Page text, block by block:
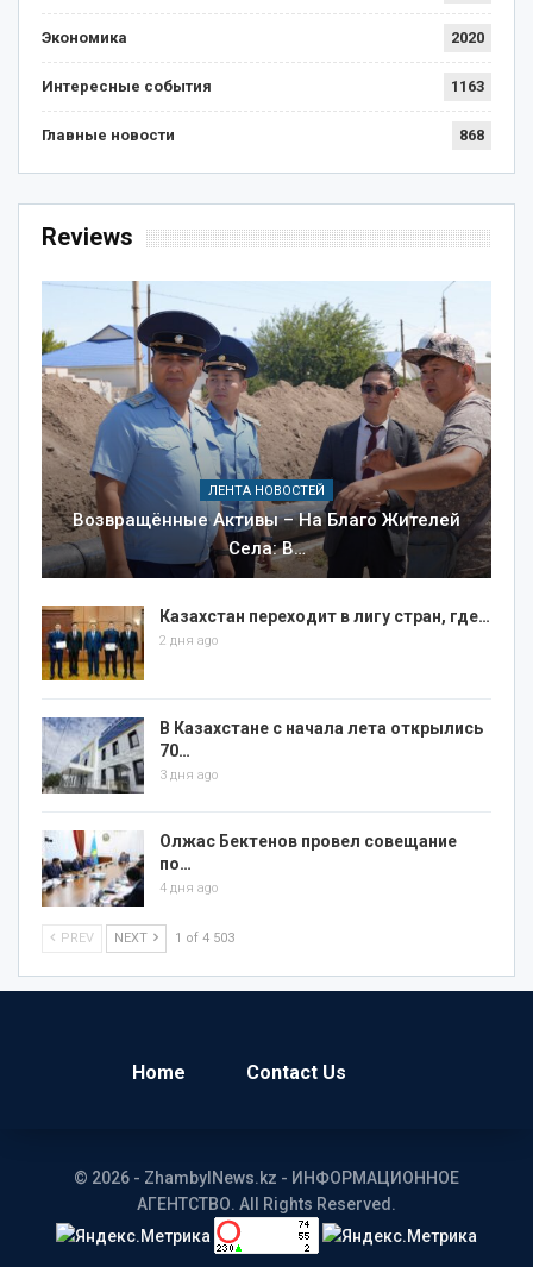
Экономика 2020
Интересные события 1163
Главные новости 868
Reviews
ЛЕНТА НОВОСТЕЙ
Возвращённые Активы – На Благо Жителей
Села: В…
Казахстан переходит в лигу стран, где…
2 дня ago
В Казахстане с начала лета открылись
70…
3 дня ago
Олжас Бектенов провел совещание
по…
4 дня ago
PREV NEXT 1 of 4 503
Home Contact Us
© 2026 - ZhambylNews.kz - ИНФОРМАЦИОННОЕ
АГЕНТСТВО. All Rights Reserved.